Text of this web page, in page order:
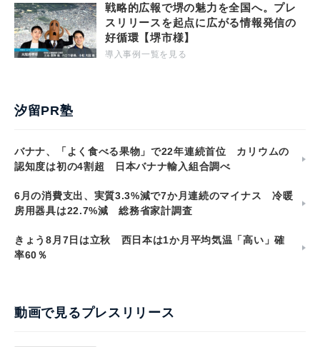
戦略的広報で堺の魅力を全国へ。プレ
スリリースを起点に広がる情報発信の
好循環【堺市様】
導入事例一覧を見る
汐留PR塾
バナナ、「よく食べる果物」で22年連続首位 カリウムの
認知度は初の4割超 日本バナナ輸入組合調べ
6月の消費支出、実質3.3%減で7か月連続のマイナス 冷暖
房用器具は22.7%減 総務省家計調査
きょう8月7日は立秋 西日本は1か月平均気温「高い」確
率60％
動画で見るプレスリリース